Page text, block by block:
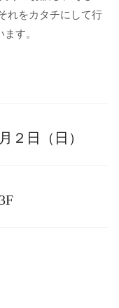
れをカタチにして行
す。
２日（日）